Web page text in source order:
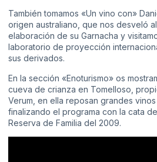
También tomamos «Un vino con»
origen australiano, que nos desveló
elaboración de su Garnacha y
laboratorio de proyección
sus derivados.
En la sección «Enoturismo» os
cueva de crianza en Tomelloso,
Verum , en ella reposan grandes
finalizando el programa con la cata
Reserva de Familia del 2009.